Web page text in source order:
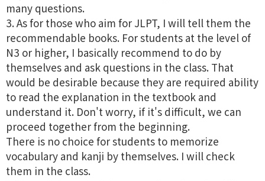
many questions.
3. As for those who aim for JLPT, I will tell them the
recommendable books. For students at the level of
N3 or higher, I basically recommend to do by
themselves and ask questions in the class. That
would be desirable because they are required ability
to read the explanation in the textbook and
understand it. Don't worry, if it's difficult, we can
proceed together from the beginning.
There is no choice for students to memorize
vocabulary and kanji by themselves. I will check
them in the class.